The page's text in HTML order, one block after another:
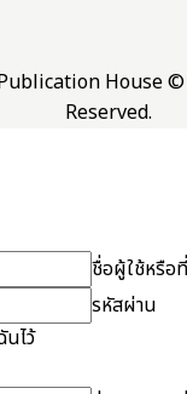
House ©
Reserved.
ชื่อผู้ใช้หรือ
รหัสผ่าน
นไว้